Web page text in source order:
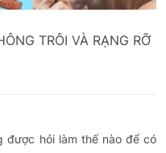
TRÔI VÀ RẠNG RỠ
được hỏi làm thế nào để có